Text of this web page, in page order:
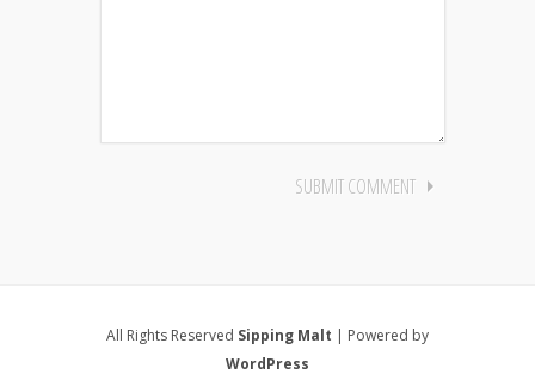
All Rights Reserved Sipping Malt | Powered by
WordPress